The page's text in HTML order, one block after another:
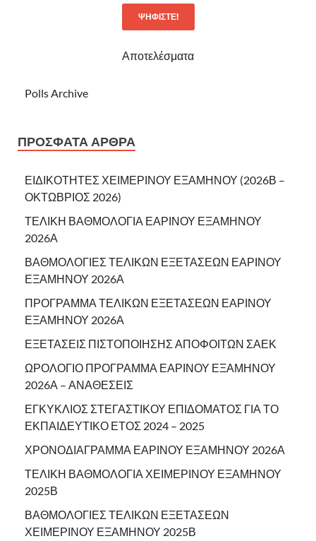
Αποτελέσματα
Polls Archive
ΠΡΌΣΦΑΤΑ ΆΡΘΡΑ
ΕΙΔΙΚΟΤΗΤΕΣ ΧΕΙΜΕΡΙΝΟΥ ΕΞΑΜΗΝΟΥ (2026Β –
ΟΚΤΩΒΡΙΟΣ 2026)
ΤΕΛΙΚΗ ΒΑΘΜΟΛΟΓΙΑ ΕΑΡΙΝΟΥ ΕΞΑΜΗΝΟΥ
2026Α
ΒΑΘΜΟΛΟΓΙΕΣ ΤΕΛΙΚΩΝ ΕΞΕΤΑΣΕΩΝ ΕΑΡΙΝΟΥ
ΕΞΑΜΗΝΟΥ 2026Α
ΠΡΟΓΡΑΜΜΑ ΤΕΛΙΚΩΝ ΕΞΕΤΑΣΕΩΝ ΕΑΡΙΝΟΥ
ΕΞΑΜΗΝΟΥ 2026Α
ΕΞΕΤΑΣΕΙΣ ΠΙΣΤΟΠΟΙΗΣΗΣ ΑΠΟΦΟΙΤΩΝ ΣΑΕΚ
ΩΡΟΛΟΓΙΟ ΠΡΟΓΡΑΜΜΑ ΕΑΡΙΝΟΥ ΕΞΑΜΗΝΟΥ
2026Α – ΑΝΑΘΕΣΕΙΣ
ΕΓΚΥΚΛΙΟΣ ΣΤΕΓΑΣΤΙΚΟΥ ΕΠΙΔΟΜΑΤΟΣ ΓΙΑ ΤΟ
ΕΚΠΑΙΔΕΥΤΙΚΟ ΕΤΟΣ 2024 – 2025
ΧΡΟΝΟΔΙΑΓΡΑΜΜΑ ΕΑΡΙΝΟΥ ΕΞΑΜΗΝΟΥ 2026Α
ΤΕΛΙΚΗ ΒΑΘΜΟΛΟΓΙΑ ΧΕΙΜΕΡΙΝΟΥ ΕΞΑΜΗΝΟΥ
2025Β
ΒΑΘΜΟΛΟΓΙΕΣ ΤΕΛΙΚΩΝ ΕΞΕΤΑΣΕΩΝ
ΧΕΙΜΕΡΙΝΟΥ ΕΞΑΜΗΝΟΥ 2025Β